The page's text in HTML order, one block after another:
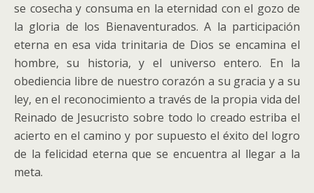
se cosecha y consuma en la eternidad con el gozo de
la gloria de los Bienaventurados. A la participación
eterna en esa vida trinitaria de Dios se encamina el
hombre, su historia, y el universo entero. En la
obediencia libre de nuestro corazón a su gracia y a su
ley, en el reconocimiento a través de la propia vida del
Reinado de Jesucristo sobre todo lo creado estriba el
acierto en el camino y por supuesto el éxito del logro
de la felicidad eterna que se encuentra al llegar a la
meta.